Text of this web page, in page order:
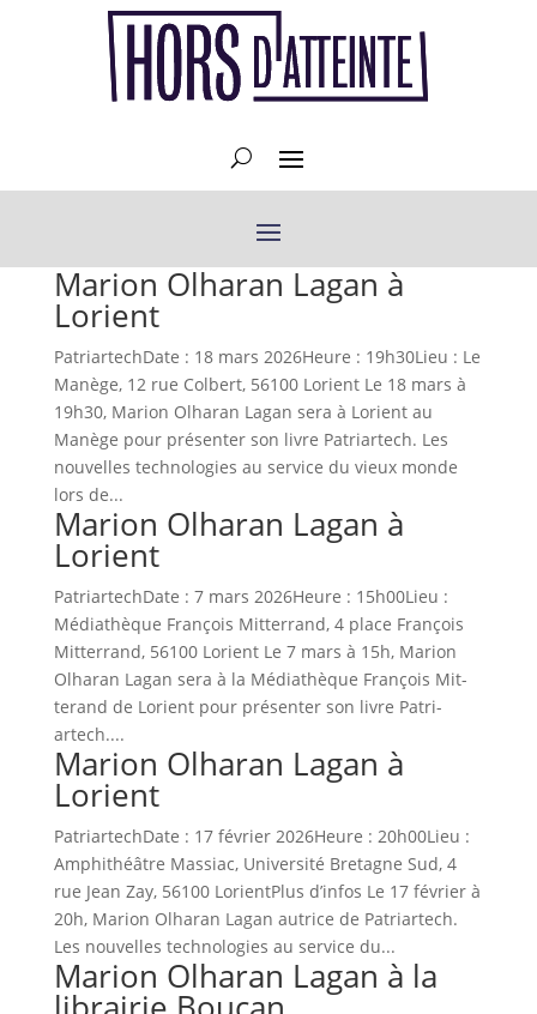
Marion Olharan Lagan à
Lorient
Patri­artechDate : 18 mars 2026Heure : 19h30Lieu : Le
Manège, 12 rue Col­bert, 56100 Lori­ent Le 18 mars à
19h30, Mar­i­on Olha­ran Lagan sera à Lori­ent au
Manège pour présen­ter son livre Patri­artech. Les
nou­velles tech­nolo­gies au ser­vice du vieux monde
lors de...
Marion Olharan Lagan à
Lorient
Patri­artechDate : 7 mars 2026Heure : 15h00Lieu :
Médiathèque François Mit­ter­rand, 4 place François
Mit­ter­rand, 56100 Lori­ent Le 7 mars à 15h, Mar­i­on
Olha­ran Lagan sera à la Médiathèque François Mit­
terand de Lori­ent pour présen­ter son livre Patri­
artech....
Marion Olharan Lagan à
Lorient
Patri­artechDate : 17 févri­er 2026Heure : 20h00Lieu :
Amphithéâtre Mas­si­ac, Uni­ver­sité Bre­tagne Sud, 4
rue Jean Zay, 56100 Lori­entPlus d’infos Le 17 févri­er à
20h, Mar­i­on Olha­ran Lagan autrice de Patri­artech.
Les nou­velles tech­nolo­gies au ser­vice du...
Marion Olharan Lagan à la